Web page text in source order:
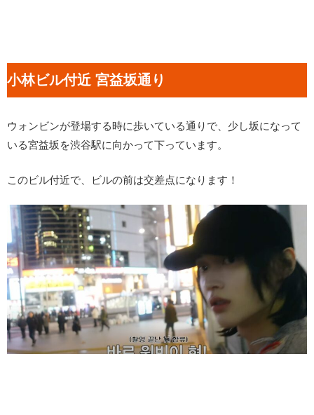
小林ビル付近 宮益坂通り
ウォンビンが登場する時に歩いている通りで、少し坂になって
いる宮益坂を渋谷駅に向かって下っています。
このビル付近で、ビルの前は交差点になります！